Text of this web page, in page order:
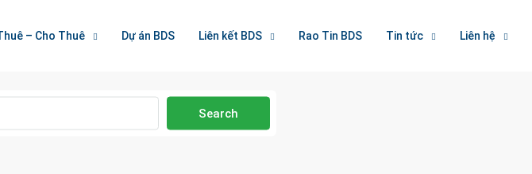
– Cho Thuê Dự án BDS Liên kết BDS Rao Tin BDS Tin tức Liên hệ
Houzez
Search